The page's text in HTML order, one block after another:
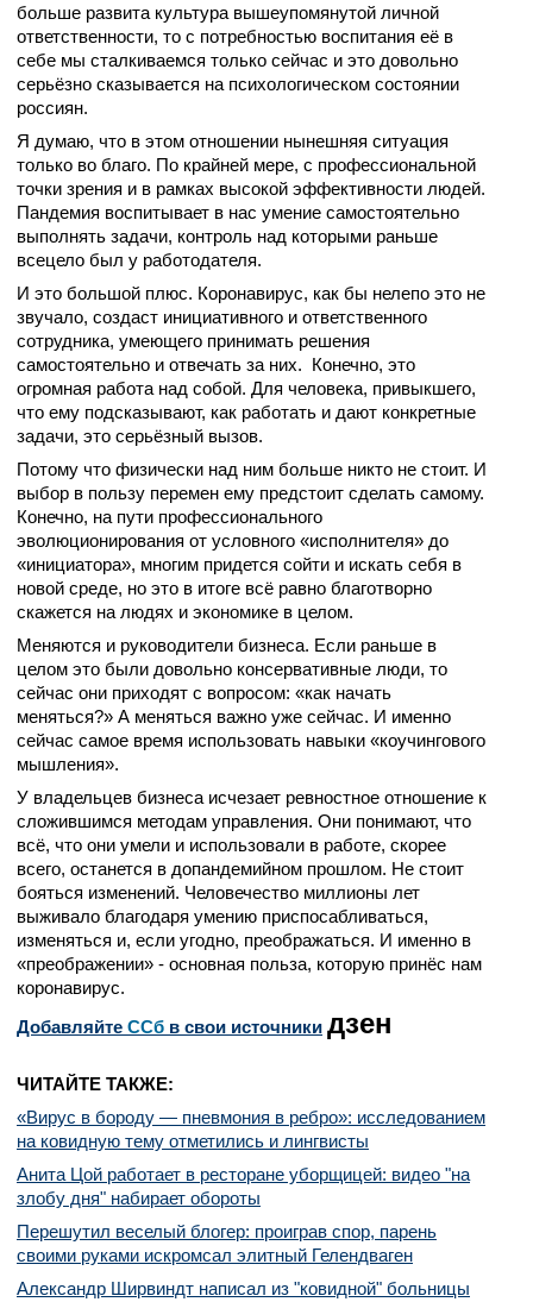
больше развита культура вышеупомянутой личной
ответственности, то с потребностью воспитания её в
себе мы сталкиваемся только сейчас и это довольно
серьёзно сказывается на психологическом состоянии
россиян.
Я думаю, что в этом отношении нынешняя ситуация
только во благо. По крайней мере, с профессиональной
точки зрения и в рамках высокой эффективности людей.
Пандемия воспитывает в нас умение самостоятельно
выполнять задачи, контроль над которыми раньше
всецело был у работодателя.
И это большой плюс. Коронавирус, как бы нелепо это не
звучало, создаст инициативного и ответственного
сотрудника, умеющего принимать решения
самостоятельно и отвечать за них. Конечно, это
огромная работа над собой. Для человека, привыкшего,
что ему подсказывают, как работать и дают конкретные
задачи, это серьёзный вызов.
Потому что физически над ним больше никто не стоит. И
выбор в пользу перемен ему предстоит сделать самому.
Конечно, на пути профессионального
эволюционирования от условного «исполнителя» до
«инициатора», многим придется сойти и искать себя в
новой среде, но это в итоге всё равно благотворно
скажется на людях и экономике в целом.
Меняются и руководители бизнеса. Если раньше в
целом это были довольно консервативные люди, то
сейчас они приходят с вопросом: «как начать
меняться?» А меняться важно уже сейчас. И именно
сейчас самое время использовать навыки «коучингового
мышления».
У владельцев бизнеса исчезает ревностное отношение к
сложившимся методам управления. Они понимают, что
всё, что они умели и использовали в работе, скорее
всего, останется в допандемийном прошлом. Не стоит
бояться изменений. Человечество миллионы лет
выживало благодаря умению приспосабливаться,
изменяться и, если угодно, преображаться. И именно в
«преображении» - основная польза, которую принёс нам
коронавирус.
Добавляйте CСб в свои источники дзен
ЧИТАЙТЕ ТАКЖЕ:
«Вирус в бороду — пневмония в ребро»: исследованием
на ковидную тему отметились и лингвисты
Анита Цой работает в ресторане уборщицей: видео "на
злобу дня" набирает обороты
Перешутил веселый блогер: проиграв спор, парень
своими руками искромсал элитный Гелендваген
Александр Ширвиндт написал из "ковидной" больницы